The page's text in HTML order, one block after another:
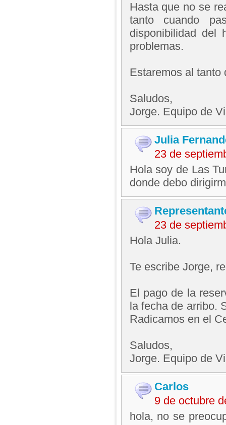
Hasta que no se
tanto cuando
disponibilidad del
problemas.
Estaremos al tanto
Saludos,
Jorge. Equipo de
Julia
23 de
Hola soy de Las
donde debo
23 de
Hola Julia.
Te escribe Jorge,
El pago de la
la fecha de arribo.
Radicamos en el
Saludos,
Jorge. Equipo de
Carlos
9 de octubre
hola, no se